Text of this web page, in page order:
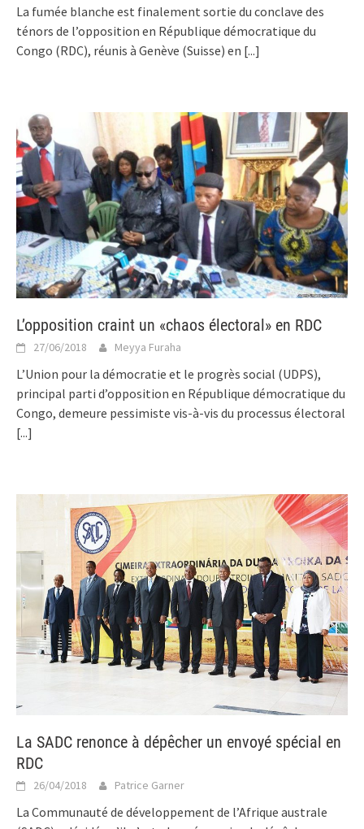
La fumée blanche est finalement sortie du conclave des
ténors de l’opposition en République démocratique du
Congo (RDC), réunis à Genève (Suisse) en [...]
L’opposition craint un «chaos électoral» en RDC
27/06/2018 Meyya Furaha
L’Union pour la démocratie et le progrès social (UDPS),
principal parti d’opposition en République démocratique du
Congo, demeure pessimiste vis-à-vis du processus électoral
[...]
La SADC renonce à dépêcher un envoyé spécial en
RDC
26/04/2018 Patrice Garner
La Communauté de développement de l’Afrique australe